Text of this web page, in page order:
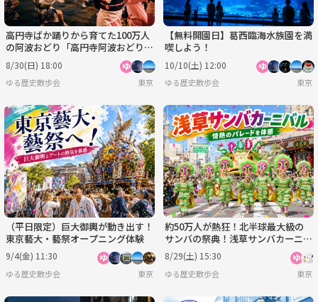
高円寺ばか踊りから育てた100万人
の阿波おどり「高円寺阿波おどり」
にいこう！
8/30(日) 18:00
ゆる歴史散歩会 東京
【無料開園日】葛西臨海水族園を満
喫しよう！
10/10(土) 12:00
ゆる歴史散歩会 東京
（平日限定）巨大御輿が動き出す！
東京藝大・藝祭オープニング体験
9/4(金) 11:30
ゆる歴史散歩会 東京
約50万人が熱狂！北半球最大級の
サンバの祭典！浅草サンバカーニバ
ルにいってみよう
8/29(土) 15:30
ゆる歴史散歩会 東京